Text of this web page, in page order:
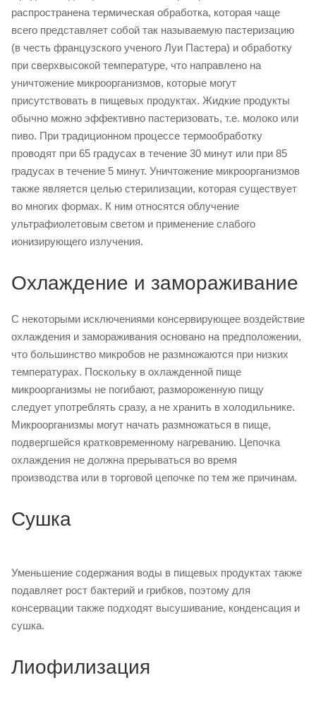
распространена термическая обработка, которая чаще
всего представляет собой так называемую пастеризацию
(в честь французского ученого Луи Пастера) и обработку
при сверхвысокой температуре, что направлено на
уничтожение микроорганизмов, которые могут
присутствовать в пищевых продуктах. Жидкие продукты
обычно можно эффективно пастеризовать, т.е. молоко или
пиво. При традиционном процессе термообработку
проводят при 65 градусах в течение 30 минут или при 85
градусах в течение 5 минут. Уничтожение микроорганизмов
также является целью стерилизации, которая существует
во многих формах. К ним относятся облучение
ультрафиолетовым светом и применение слабого
ионизирующего излучения.
Охлаждение и замораживание
С некоторыми исключениями консервирующее воздействие
охлаждения и замораживания основано на предположении,
что большинство микробов не размножаются при низких
температурах. Поскольку в охлажденной пище
микроорганизмы не погибают, размороженную пищу
следует употреблять сразу, а не хранить в холодильнике.
Микроорганизмы могут начать размножаться в пище,
подвергшейся кратковременному нагреванию. Цепочка
охлаждения не должна прерываться во время
производства или в торговой цепочке по тем же причинам.
Сушка
Уменьшение содержания воды в пищевых продуктах также
подавляет рост бактерий и грибков, поэтому для
консервации также подходят высушивание, конденсация и
сушка.
Лиофилизация